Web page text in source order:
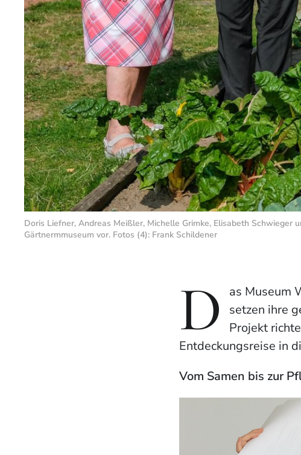
Doris Liefner, Andreas Meißler, Michelle Grimke, Elisabeth
Gärtnermmuseum vor. Fotos (4): Frank Schildener
D
as Museum
setzen ihre
Projekt
Entdeckungsreise in
Vom Samen bis zur